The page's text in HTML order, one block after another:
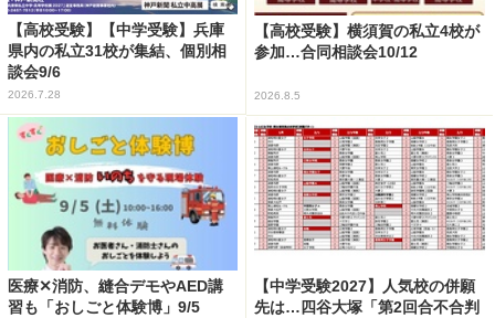
【高校受験】【中学受験】兵庫
県内の私立31校が集結、個別相
談会9/6
2026.7.28
【高校受験】横須賀の私立4校が
参加…合同相談会10/12
2026.8.5
医療✕消防、縫合デモやAED講
習も「おしごと体験博」9/5
【中学受験2027】人気校の併願
先は…四谷大塚「第2回合不合判